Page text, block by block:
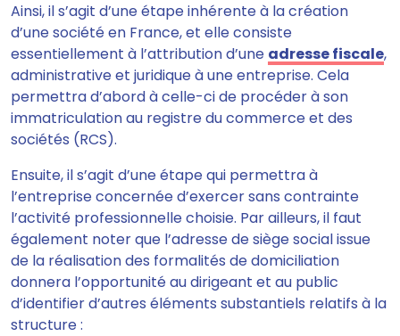
Ainsi, il s’agit d’une étape inhérente à la création
d’une société en France, et elle consiste
essentiellement à l’attribution d’une adresse fiscale,
administrative et juridique à une entreprise. Cela
permettra d’abord à celle-ci de procéder à son
immatriculation au registre du commerce et des
sociétés (RCS).
Ensuite, il s’agit d’une étape qui permettra à
l’entreprise concernée d’exercer sans contrainte
l’activité professionnelle choisie. Par ailleurs, il faut
également noter que l’adresse de siège social issue
de la réalisation des formalités de domiciliation
donnera l’opportunité au dirigeant et au public
d’identifier d’autres éléments substantiels relatifs à la
structure :